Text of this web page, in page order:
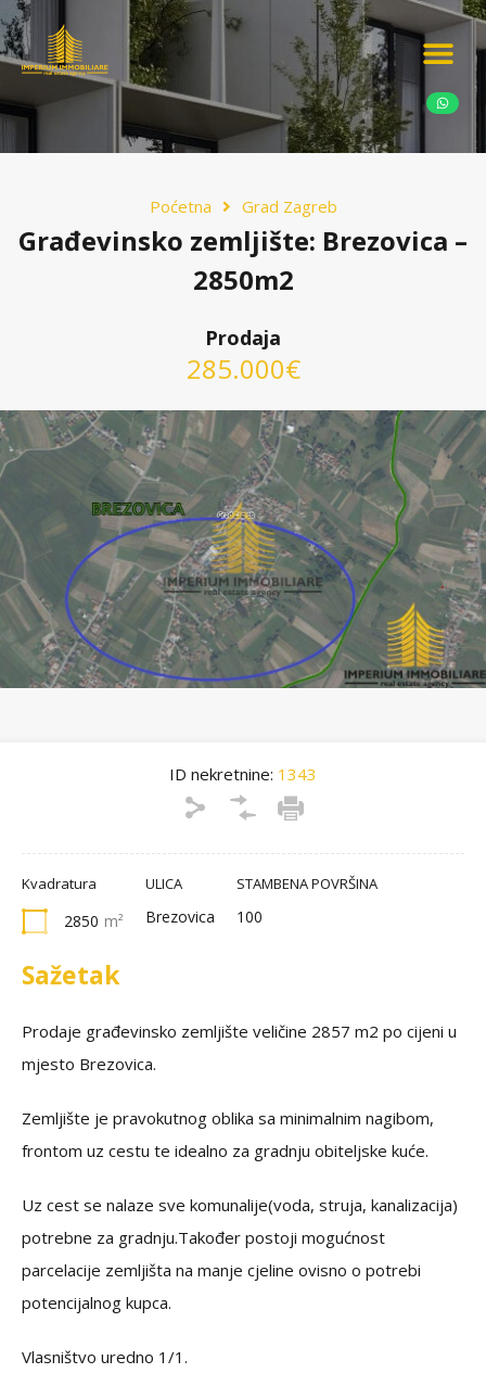
Poćetna Grad Zagreb
Građevinsko zemljište: Brezovica –
2850m2
Prodaja
285.000€
ID nekretnine: 1343
Kvadratura
2850 m²
ULICA
Brezovica
STAMBENA POVRŠINA
100
Sažetak
Prodaje građevinsko zemljište veličine 2857 m2 po cijeni u
mjesto Brezovica.
Zemljište je pravokutnog oblika sa minimalnim nagibom,
frontom uz cestu te idealno za gradnju obiteljske kuće.
Uz cest se nalaze sve komunalije(voda, struja, kanalizacija)
potrebne za gradnju.Također postoji mogućnost
parcelacije zemljišta na manje cjeline ovisno o potrebi
potencijalnog kupca.
Vlasništvo uredno 1/1.